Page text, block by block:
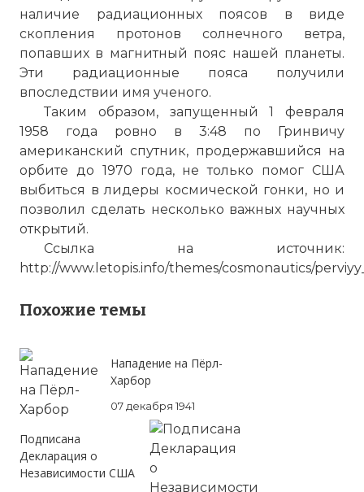
наличие радиационных поясов в виде
скопления протонов солнечного ветра,
попавших в магнитный пояс нашей планеты.
Эти радиационные пояса получили
впоследствии имя ученого.
Таким образом, запущенный 1 февраля
1958 года ровно в 3:48 по Гринвичу
американский спутник, продержавшийся на
орбите до 1970 года, не только помог США
выбиться в лидеры космической гонки, но и
позволил сделать несколько важных научных
открытий.
Ссылка на источник:
http://www.letopis.info/themes/cosmonautics/
Похожие темы
Нападение на Пёрл-
Харбор
07 декабря 1941
Подписана
Декларация о
Независимости США
Космос. Освоение космоса, этап первый
Имя:
Комментарий: